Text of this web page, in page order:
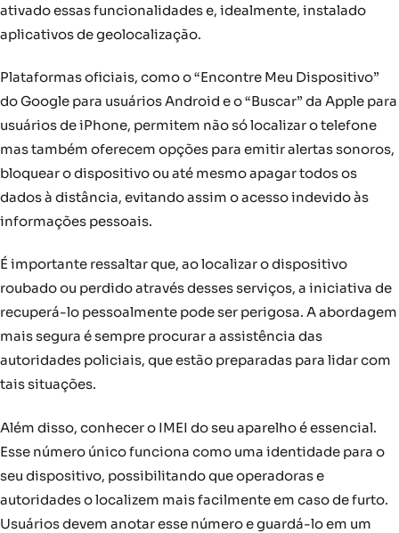
ativado essas funcionalidades e, idealmente, instalado
aplicativos de geolocalização.
Plataformas oficiais, como o “Encontre Meu Dispositivo”
do Google para usuários Android e o “Buscar” da Apple para
usuários de iPhone, permitem não só localizar o telefone
mas também oferecem opções para emitir alertas sonoros,
bloquear o dispositivo ou até mesmo apagar todos os
dados à distância, evitando assim o acesso indevido às
informações pessoais.
É importante ressaltar que, ao localizar o dispositivo
roubado ou perdido através desses serviços, a iniciativa de
recuperá-lo pessoalmente pode ser perigosa. A abordagem
mais segura é sempre procurar a assistência das
autoridades policiais, que estão preparadas para lidar com
tais situações.
Além disso, conhecer o IMEI do seu aparelho é essencial.
Esse número único funciona como uma identidade para o
seu dispositivo, possibilitando que operadoras e
autoridades o localizem mais facilmente em caso de furto.
Usuários devem anotar esse número e guardá-lo em um